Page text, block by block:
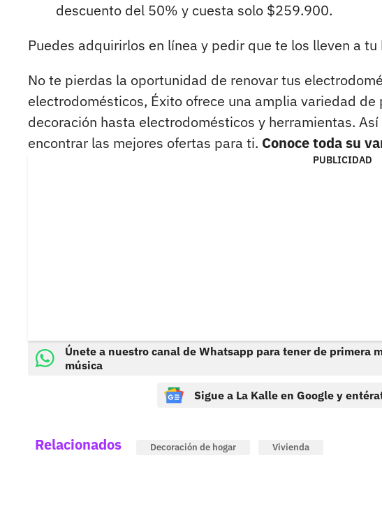
descuento del 50% y cuesta solo $259.900.
Puedes adquirirlos en línea y pedir que te los lleven a tu
No te pierdas la oportunidad de renovar tus
electrodomésticos, Éxito ofrece una amplia variedad
decoración hasta electrodomésticos y herramientas.
encontrar las mejores ofertas para ti. Conoce toda su
PUBLICIDAD
Únete a nuestro canal de Whatsapp para tener de primera
música
Sigue a La Kalle en Google y
Relacionados Decoración de hogar Vivienda